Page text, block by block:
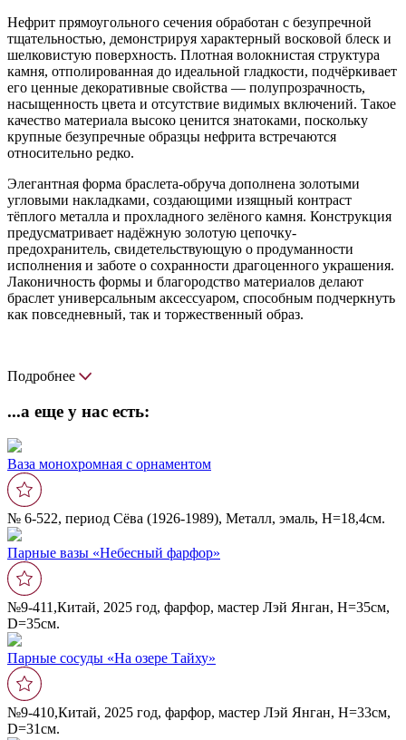
Нефрит прямоугольного сечения обработан с безупречной
тщательностью, демонстрируя характерный восковой блеск и
шелковистую поверхность. Плотная волокнистая структура
камня, отполированная до идеальной гладкости, подчëркивает
его ценные декоративные свойства — полупрозрачность,
насыщенность цвета и отсутствие видимых включений. Такое
качество материала высоко ценится знатоками, поскольку
крупные безупречные образцы нефрита встречаются
относительно редко.
Элегантная форма браслета-обруча дополнена золотыми
угловыми накладками, создающими изящный контраст
тëплого металла и прохладного зелëного камня. Конструкция
предусматривает надëжную золотую цепочку-
предохранитель, свидетельствующую о продуманности
исполнения и заботе о сохранности драгоценного украшения.
Лаконичность формы и благородство материалов делают
браслет универсальным аксессуаром, способным подчеркнуть
как повседневный, так и торжественный образ.
Подробнее
...а еще у нас есть:
Ваза монохромная с орнаментом
№ 6-522, период Сёва (1926-1989), Металл, эмаль, Н=18,4см.
Парные вазы «Небесный фарфор»
№9-411,Китай, 2025 год, фарфор, мастер Лэй Янган, Н=35см,
D=35см.
Парные сосуды «На озере Тайху»
№9-410,Китай, 2025 год, фарфор, мастер Лэй Янган, Н=33см,
D=31см.